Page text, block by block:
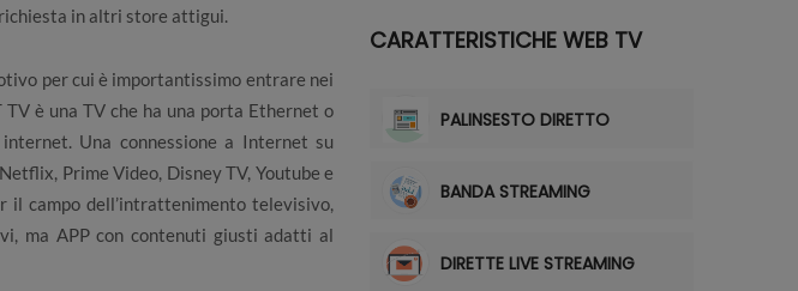
richiesta in altri store attigui.
per cui è importantissimo entrare nei
è una TV che ha una porta Ethernet o
Una connessione a Internet su
Prime Video, Disney TV, Youtube e
campo dell’intrattenimento televisivo,
ma APP con contenuti giusti adatti al
CARATTERISTICHE WEB TV
PALINSESTO DIRETTO
BANDA STREAMING
DIRETTE LIVE STREAMING